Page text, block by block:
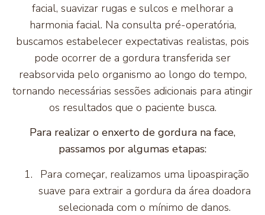
facial, suavizar rugas e sulcos e melhorar a
harmonia facial. Na consulta pré-operatória,
buscamos estabelecer expectativas realistas, pois
pode ocorrer de a gordura transferida ser
reabsorvida pelo organismo ao longo do tempo,
tornando necessárias sessões adicionais para atingir
os resultados que o paciente busca.
Para realizar o enxerto de gordura na face,
passamos por algumas etapas:
Para começar, realizamos uma lipoaspiração
suave para extrair a gordura da área doadora
selecionada com o mínimo de danos.